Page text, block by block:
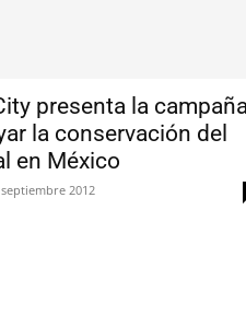
presenta la
la conservación del
en México
2012